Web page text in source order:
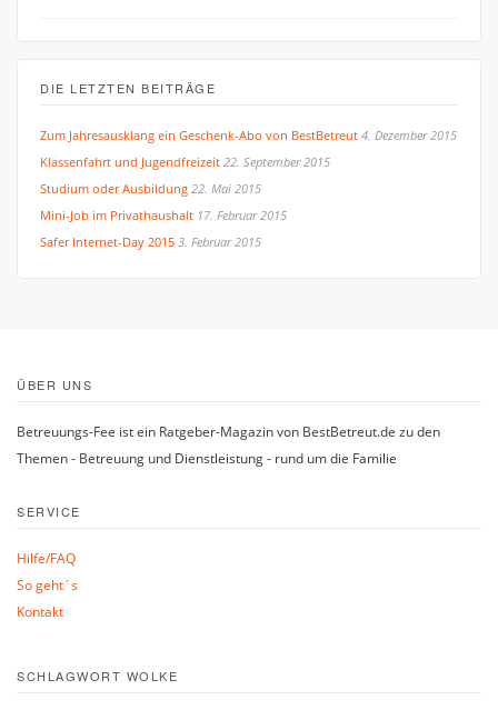
DIE LETZTEN BEITRÄGE
Zum Jahresausklang ein Geschenk-Abo von BestBetreut 4. Dezember 2015
Klassenfahrt und Jugendfreizeit 22. September 2015
Studium oder Ausbildung 22. Mai 2015
Mini-Job im Privathaushalt 17. Februar 2015
Safer Internet-Day 2015 3. Februar 2015
ÜBER UNS
Betreuungs-Fee ist ein Ratgeber-Magazin von BestBetreut.de zu den
Themen - Betreuung und Dienstleistung - rund um die Familie
SERVICE
Hilfe/FAQ
So geht´s
Kontakt
SCHLAGWORT WOLKE